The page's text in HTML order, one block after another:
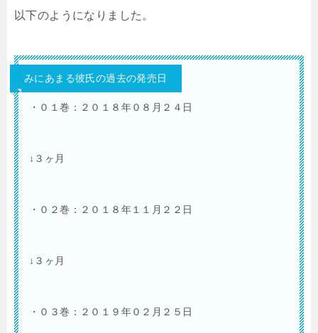
以下のようになりました。
みにあまる彼氏の過去の発売日
・０１巻：２０１８年０８月２４日
↓３ヶ月
・０２巻：２０１８年１１月２２日
↓３ヶ月
・０３巻：２０１９年０２月２５日